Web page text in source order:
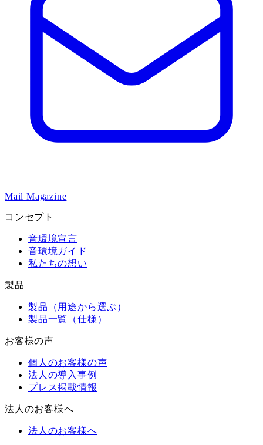
Mail Magazine
コンセプト
音環境宣言
音環境ガイド
私たちの想い
製品
製品（用途から選ぶ）
製品一覧（仕様）
お客様の声
個人のお客様の声
法人の導入事例
プレス掲載情報
法人のお客様へ
法人のお客様へ